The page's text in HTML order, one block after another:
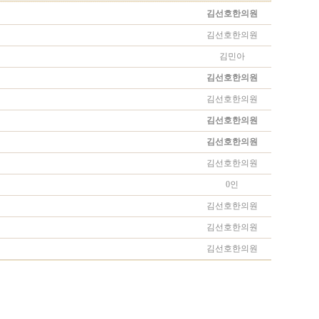
김선호한의원
김선호한의원
김민아
김선호한의원
김선호한의원
김선호한의원
김선호한의원
김선호한의원
0인
김선호한의원
김선호한의원
김선호한의원